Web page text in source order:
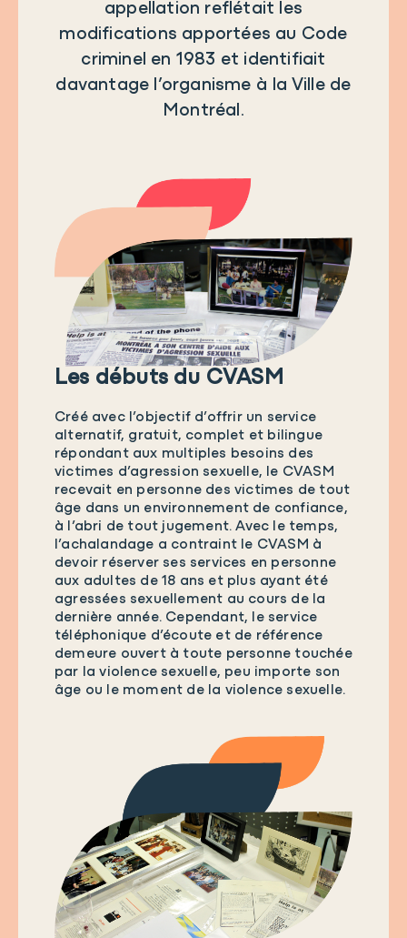
appellation reflétait les
modifications apportées au Code
criminel en 1983 et identifiait
davantage l’organisme à la Ville de
Montréal.
Les débuts du CVASM
Créé avec l’objectif d’offrir un service
alternatif, gratuit, complet et bilingue
répondant aux multiples besoins des
victimes d’agression sexuelle, le CVASM
recevait en personne des victimes de tout
âge dans un environnement de confiance,
à l’abri de tout jugement. Avec le temps,
l’achalandage a contraint le CVASM à
devoir réserver ses services en personne
aux adultes de 18 ans et plus ayant été
agressées sexuellement au cours de la
dernière année. Cependant, le service
téléphonique d’écoute et de référence
demeure ouvert à toute personne touchée
par la violence sexuelle, peu importe son
âge ou le moment de la violence sexuelle.